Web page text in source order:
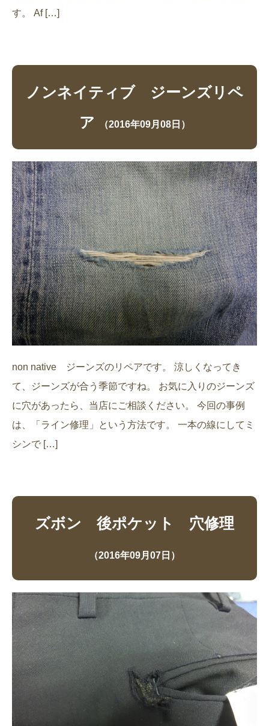
す。 Af […]
ノンネイティブ ジーンズリペ
ア
（2016年09月08日）
non native ジーンズのリペアです。 涼しくなってき
て、ジーンズが合う季節ですね。 お気に入りのジーンズ
に穴があったら、当店にご相談ください。 今回の事例
は、「ライン修理」という方法です。 一本の線にしてミ
シンで […]
ズボン 後ポケット 穴修理
（2016年09月07日）